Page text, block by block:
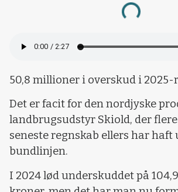
Loading...
50,8 millioner i overskud i 2025-
Det er facit for den nordjyske
landbrugsudstyr Skiold, der
seneste regnskab ellers har haft
bundlinjen.
I 2024 lød underskuddet på